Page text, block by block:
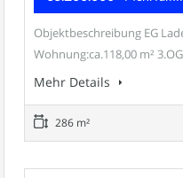
Objektbeschreibung EG
Wohnung:ca.118,00 m²
Mehr Details
286 m²